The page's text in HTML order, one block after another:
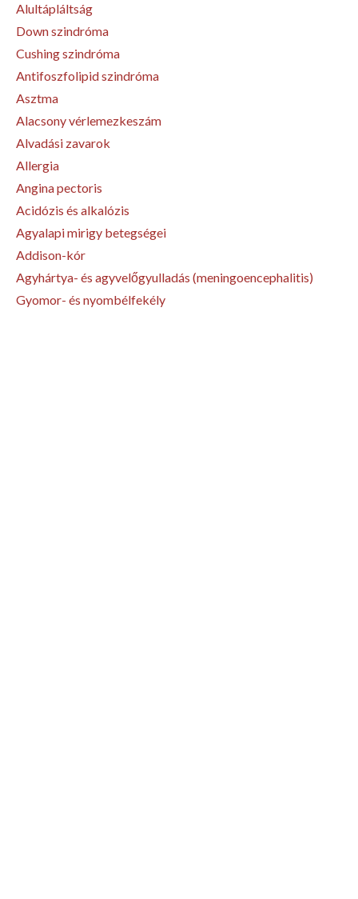
Alultápláltság
Down szindróma
Cushing szindróma
Antifoszfolipid szindróma
Asztma
Alacsony vérlemezkeszám
Alvadási zavarok
Allergia
Angina pectoris
Acidózis és alkalózis
Agyalapi mirigy betegségei
Addison-kór
Agyhártya- és agyvelőgyulladás (meningoencephalitis)
Gyomor- és nyombélfekély